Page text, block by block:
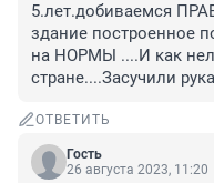
5.лет.добиваемся
здание построенное
на НОРМЫ ....И как
стране....Засучили
ОТВЕТИТЬ
Гость
26 августа 2023, 11:20